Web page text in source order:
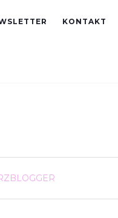
KONTAKT